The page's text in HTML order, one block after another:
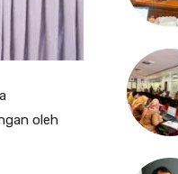
oleh